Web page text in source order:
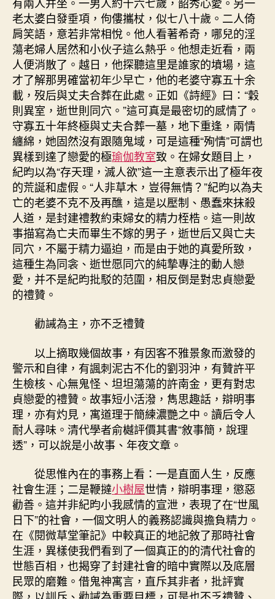
老太婆白發垂項，佝僂攜杖，似七八十歲。二人倚
肩笑語，意若非常相悅。他人看著希奇，哪兒的淫
蕩老婦人居然和小伙子這么熱乎。他想走近看，兩
人便消散了。越日，他探聽這里是誰家的墳場，這
才了解那男確當初年少早亡，他的老婆守寡五十余
載，歿后與丈夫合葬在此處。正如《詩經》曰：“穀
則異室，逝世則同穴。”這可真是最密切的感情了。
守寡五十年終極與丈夫合葬一墓，地下重逢，兩情
纏綿，她固然沒有跟隨鬼域，可是這種“殉情”可謂也
異樣到達了戀愛的極瑜伽教室致。在婦女題目上，
紀昀以為“存天理，滅人欲”這一主意表示出了極年夜
的荒誕和虛假。“人非草木，豈得無情？”紀昀以為夫
亡的老婆不克不及再醮，這是以壓制、愚蠢來抹殺
人道，是封建禮教約束婦女的精力桎梏。這一則故
事描寫為亡夫而畢生不嫁的男子，逝世后又與亡夫
同穴，不屬于精力逼迫，而是由于她的真愛所致，
這種生為同衾、逝世愿同穴的純摯專注的動人戀
愛，并不是紀昀批駁的范圍，相反倒是對忠貞戀愛
的禮贊。
勸誡為主，亦不乏禮贊
以上摘取幾個故事，有因客不雅景象而激發的
警示和自律，有諷刺泥古不化的劉羽沖，有贊許平
生檢核、心無鬼怪、坦坦蕩蕩的許南金，更有對忠
貞戀愛的禮贊。故事短小活潑，雋思趣話，辯明事
理，亦有灼見，寓道理于簡練濃艷之中。讀后令人
耐人尋味。清代學者俞樾評價其書“敘事簡，說理
透”，可以說是小故事、年夜文章。
從思惟內在的事務上看：一是直面人生，反應
社會生涯；二是鞭撻小樹屋世情，辯明事理，懲惡
勸善。這并非紀昀小我感情的宣泄，表現了在“世風
日下”的社會，一個文明人的義務認識與擔負精力。
在《閱微草堂筆記》中較真正的地記敘了那時社會
生涯，異樣使我們看到了一個真正的的清代社會的
世態百相，也揭穿了封建社會的暗中實際以及底層
民眾的磨難。借鬼神寓言，直斥其非者，批評實